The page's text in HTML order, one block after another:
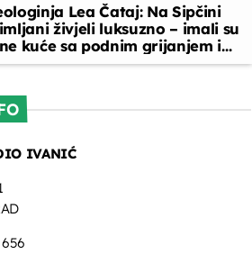
Lea Čataj: Na Sipčini
živjeli luksuzno – imali su
kuće sa podnim grijanjem i
zidovima
IVANIĆ